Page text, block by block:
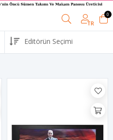
TR
0